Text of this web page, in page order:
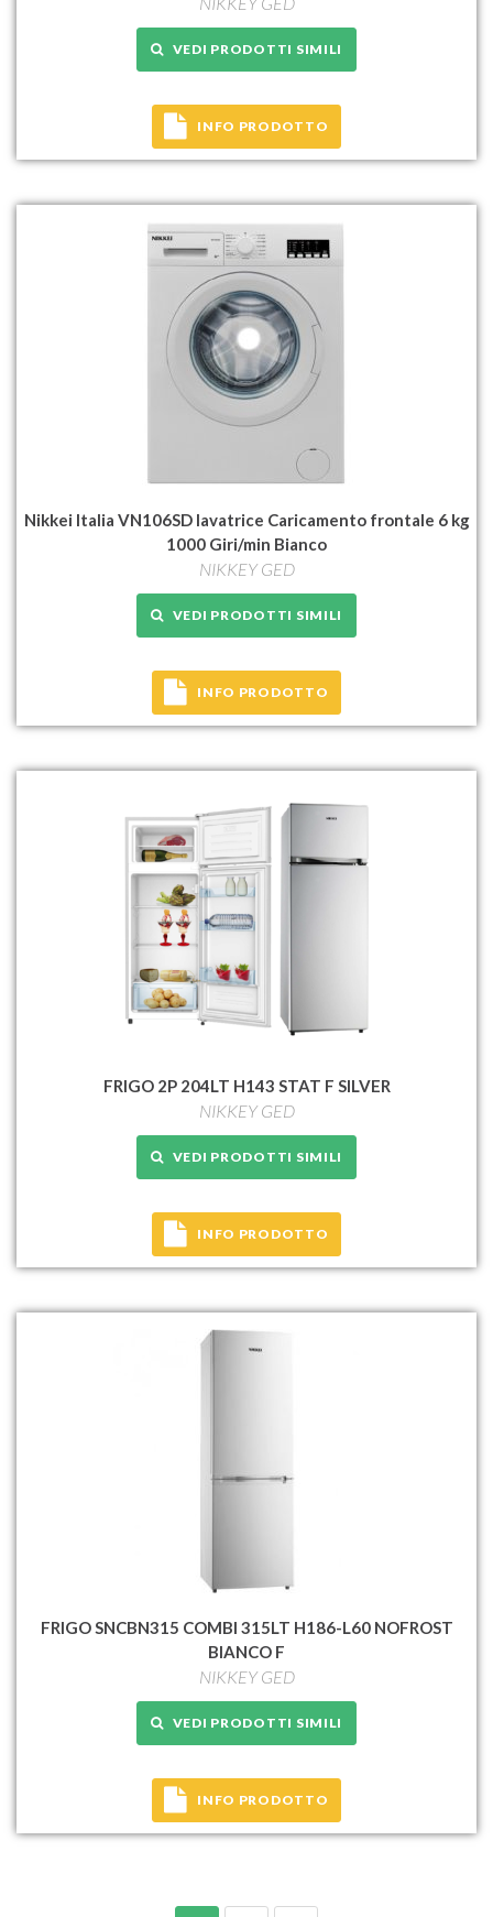
VEDI PRODOTTI SIMILI
INFO PRODOTTO
Nikkei Italia VN106SD lavatrice Caricamento frontale 6 kg
1000 Giri/min Bianco
NIKKEY GED
VEDI PRODOTTI SIMILI
INFO PRODOTTO
FRIGO 2P 204LT H143 STAT F SILVER
NIKKEY GED
VEDI PRODOTTI SIMILI
INFO PRODOTTO
FRIGO SNCBN315 COMBI 315LT H186-L60 NOFROST
BIANCO F
NIKKEY GED
VEDI PRODOTTI SIMILI
INFO PRODOTTO